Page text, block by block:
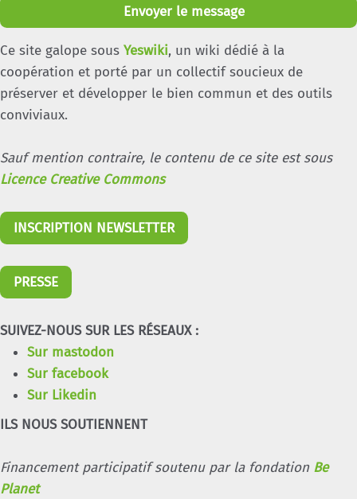
Envoyer le message
Ce site galope sous Yeswiki, un wiki dédié à la
coopération et porté par un collectif soucieux de
préserver et développer le bien commun et des outils
conviviaux.
Sauf mention contraire, le contenu de ce site est sous
Licence Creative Commons
INSCRIPTION NEWSLETTER
PRESSE
SUIVEZ-NOUS SUR LES RÉSEAUX :
Sur mastodon
Sur facebook
Sur Likedin
ILS NOUS SOUTIENNENT
Financement participatif soutenu par la fondation Be
Planet